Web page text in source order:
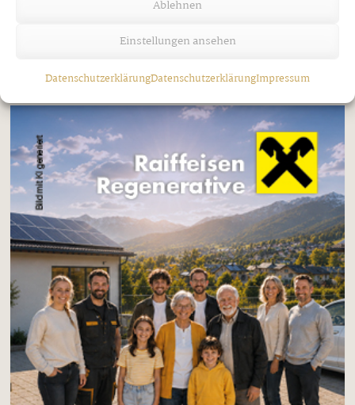
Ablehnen
Einstellungen ansehen
DatenschutzerklärungDatenschutzerklärungImpressum
Donnerstag, 30. Juli 2026